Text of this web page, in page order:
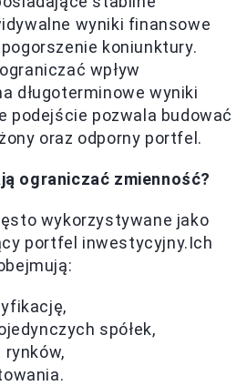
wyniki finansowe
koniunktury.
wpływ
długoterminowe wyniki
podejście pozwala budować
oraz odporny portfel.
ograniczać zmienność?
wykorzystywane jako
portfel inwestycyjny.Ich
spółek,